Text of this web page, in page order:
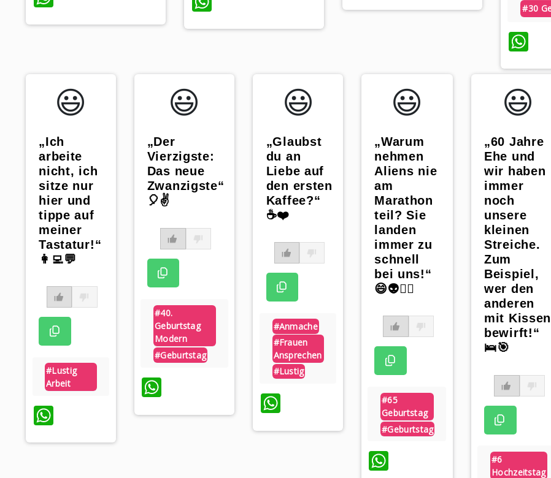
#30
😃️
„Ich
arbeite
nicht, ich
sitze nur
hier und
tippe auf
meiner
Tastatur!“
👩‍💻💬
#lustig
Arbeit
WhatsApp
😃️
„Der
Vierzigste:
Das neue
Zwanzigste“
🎈✌️
#40.
Geburtstag
Modern
#geburtstag
😃️
„Glaubst
du an
Liebe auf
den ersten
Kaffee?“
☕️❤️
#anmache
#frauen
Ansprechen
#lustig
WhatsApp
😃️
„Warum
nehmen
Aliens nie
am
Marathon
teil? Sie
landen
immer zu
schnell
bei uns!“
😄👽🏃‍♂️
#65
Geburtstag
#geburtstag
😃️
„60 Jahre
Ehe und
wir haben
immer
noch
unsere
kleinen
Streiche.
Zum
Beispiel,
wer den
anderen
mit Kissen
bewirft!“
🛌🎯
#6
Hochzeitstag